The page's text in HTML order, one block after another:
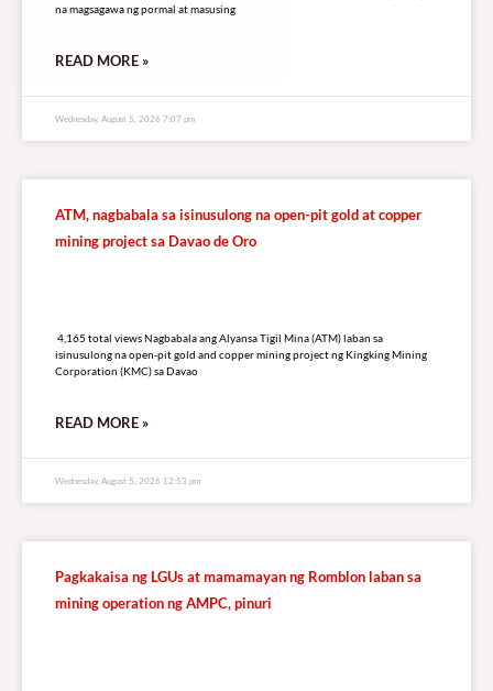
na magsagawa ng pormal at masusing
READ MORE »
Wednesday, August 5, 2026 7:07 pm
ATM, nagbabala sa isinusulong na open-pit gold at copper
mining project sa Davao de Oro
4,165 total views Nagbabala ang Alyansa Tigil Mina (ATM) laban sa
isinusulong na open-pit gold and copper mining project ng Kingking Mining
Corporation (KMC) sa Davao
READ MORE »
Wednesday, August 5, 2026 12:53 pm
Pagkakaisa ng LGUs at mamamayan ng Romblon laban sa
mining operation ng AMPC, pinuri